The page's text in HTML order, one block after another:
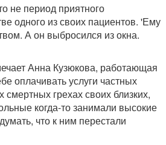
не период приятного
одного из своих пациентов. 'Ему
А он выбросился из окна.
Анна Кузюкова, работающая
оплачивать услуги частных
грехах своих близких,
когда-то занимали высокие
что к ним перестали